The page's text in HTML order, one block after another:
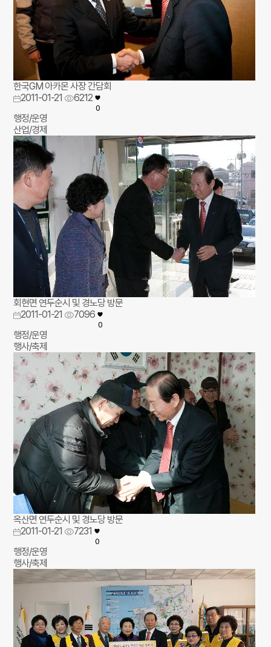
한국GM 아카몬 사장 간담회
2011-01-21
6212
0
행정/운영
산업/경제
회현면 연두순시 및 경노당 방문
2011-01-21
7096
0
행정/운영
행사/축제
옥산면 연두순시 및 경노당 방문
2011-01-21
7231
0
행정/운영
행사/축제